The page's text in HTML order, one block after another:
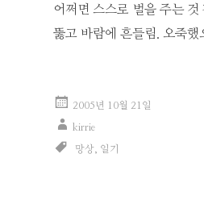
어쩌면 스스로 벌을 주는 것
뚫고 바람에 흔들림. 오죽했
2005년 10월 21일
kirrie
망상 일기